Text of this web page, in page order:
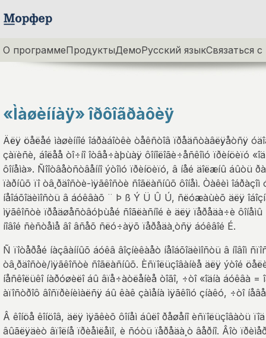
О программеПродуктыДемоРусский языкСвязаться
«Ìàøèííàÿ» îðôîãðàôèÿ
Äëÿ öåëåé ìàøèííîé îáðàáîòêè òåêñòîâ ïðåäñòàâëÿåòñÿ
çàïèñè, áîëåå òî÷íî îòâå÷àþùàÿ ôîíîëîãè÷åñêîìó ïðèíöèïó
ôîíåìà». Ñîîòâåòñòâåííî ýòîìó ïðèíöèïó, â íåé äîëæíû áûòü
ïàðíûõ ïî òâ¸ðäîñòè-ìÿãêîñòè ñîãëàñíûõ ôîíåì. Òàêèì îáðàçîì
íåîáõîäèìîñòü â áóêâàõ ¨ Þ ß Ý Ü Û Ú, ñëóæàùèõ äëÿ
ìÿãêîñòè ïðåäøåñòâóþùåé ñîãëàñíîé è äëÿ ïåðåäà÷è ôîíåìû
íîâîé ñèñòåìå âî âñåõ ñëó÷àÿõ ïåðåäà¸òñÿ áóêâîé É.
Ñ ïîòåðåé íàçâàííûõ áóêâ âîçíèêàåò íåîáõîäèìîñòü â íîâîì
òâ¸ðäîñòè/ìÿãêîñòè ñîãëàñíûõ. Èñïîëüçîâàíèå äëÿ ýòîé
íåñêîëüêî íàðóøèëî áû âïå÷àòëåíèå òîãî, ÷òî «îäíà áóêâà =
àïîñòðîô âîñïðèíèìàëñÿ áû êàê çàìåíà ìÿãêîìó çíàêó, ÷òî
Â êîíöå êîíöîâ, äëÿ ìÿãêèõ ôîíåì áûëî ðåøåíî èñïîëüçîâàòü
âûãëÿäèò âïîëíå ïðèåìëåìî, è ñóòü ïåðåäà¸ò âåðíî. Âîò